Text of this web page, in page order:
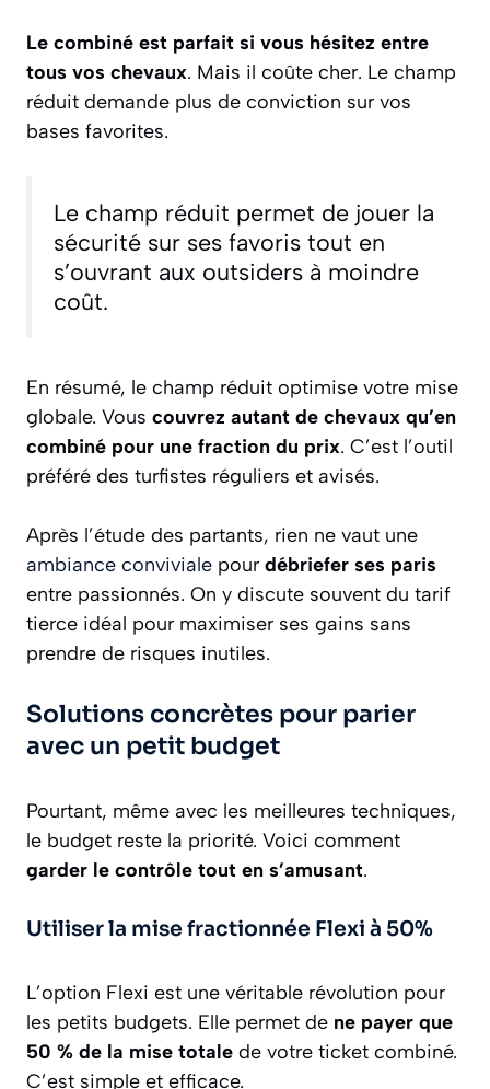
Le combiné est parfait si vous hésitez entre
tous vos chevaux. Mais il coûte cher. Le champ
réduit demande plus de conviction sur vos
bases favorites.
Le champ réduit permet de jouer la
sécurité sur ses favoris tout en
s’ouvrant aux outsiders à moindre
coût.
En résumé, le champ réduit optimise votre mise
globale. Vous couvrez autant de chevaux qu’en
combiné pour une fraction du prix. C’est l’outil
préféré des turfistes réguliers et avisés.
Après l’étude des partants, rien ne vaut une
ambiance conviviale pour débriefer ses paris
entre passionnés. On y discute souvent du tarif
tierce idéal pour maximiser ses gains sans
prendre de risques inutiles.
Solutions concrètes pour parier
avec un petit budget
Pourtant, même avec les meilleures techniques,
le budget reste la priorité. Voici comment
garder le contrôle tout en s’amusant.
Utiliser la mise fractionnée Flexi à 50%
L’option Flexi est une véritable révolution pour
les petits budgets. Elle permet de ne payer que
50 % de la mise totale de votre ticket combiné.
C’est simple et efficace.